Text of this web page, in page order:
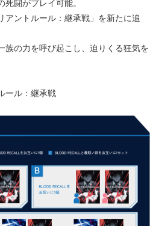
闘がプレイ可能。
アントルール：継承戦」を新たに追
族の力を呼び起こし、迫りくる狂気を
ール：継承戦